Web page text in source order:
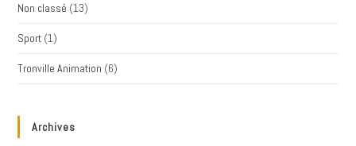
Non classé (13)
Sport (1)
Tronville Animation (6)
Archives